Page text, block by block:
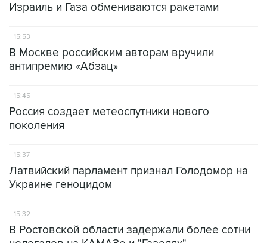
Израиль и Газа обмениваются ракетами
15:53
В Москве российским авторам вручили
антипремию «Абзац»
15:45
Россия создает метеоспутники нового
поколения
15:37
Латвийский парламент признал Голодомор на
Украине геноцидом
15:32
В Ростовской области задержали более сотни